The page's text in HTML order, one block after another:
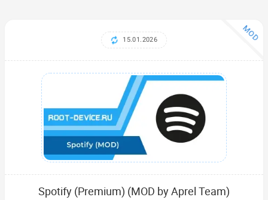
MOD
15.01.2026
Spotify (Premium) (MOD by Aprel Team)